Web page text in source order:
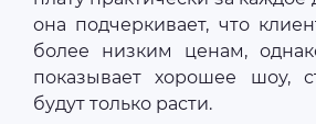
она подчеркивает, что
более низким ценам,
показывает хорошее шоу,
будут только расти.